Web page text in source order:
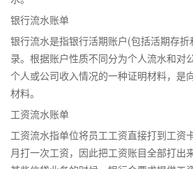
银行流水账单
银行流水是指银行活期账户(包括活期存
录。根据账户性质不同分为个人流水和对
个人或公司收入情况的一种证明材料，是
材料。
工资流水账单
工资流水指单位将员工工资直接打到工资
月打一次工资，因此把工资账目全部打出